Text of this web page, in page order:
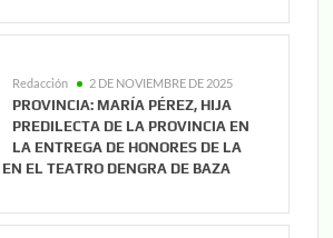
Redacción 2 DE NOVIEMBRE DE 2025
PROVINCIA: MARÍA PÉREZ, HIJA
PREDILECTA DE LA PROVINCIA EN
LA ENTREGA DE HONORES DE LA
EL TEATRO DENGRA DE BAZA